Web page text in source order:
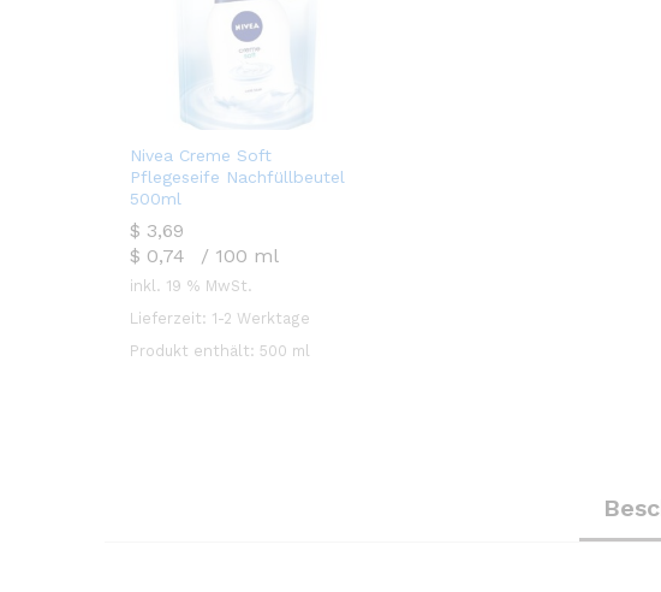
Nivea Creme Soft
Pflegeseife Nachfüllbeutel
500ml
$ 3,69
$ 0,74 / 100 ml
$ 3,69
inkl. 19 % MwSt.
Lieferzeit: 1-2 Werktage
Produkt enthält: 500 ml